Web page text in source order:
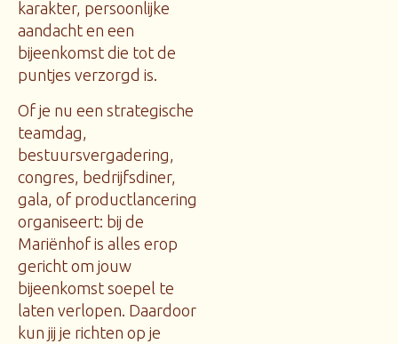
karakter, persoonlijke
aandacht en een
bijeenkomst die tot de
puntjes verzorgd is.
Of je nu een strategische
teamdag,
bestuursvergadering,
congres, bedrijfsdiner,
gala, of productlancering
organiseert: bij de
Mariënhof is alles erop
gericht om jouw
bijeenkomst soepel te
laten verlopen. Daardoor
kun jij je richten op je